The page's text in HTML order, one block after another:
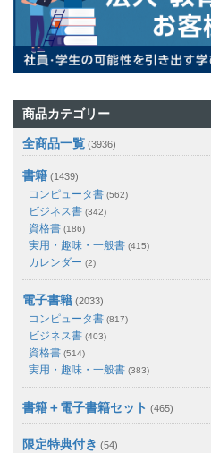
商品カテゴリー
全商品一覧 (3936)
書籍 (1439)
コンピュータ書 (562)
ビジネス書 (342)
資格書 (186)
実用・趣味・一般書 (415)
カレンダー (2)
電子書籍 (2033)
コンピュータ書 (817)
ビジネス書 (403)
資格書 (514)
実用・趣味・一般書 (383)
書籍＋電子書籍セット (465)
限定特典付き (54)